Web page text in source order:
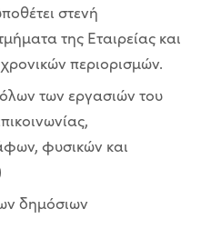
στενή
της Εταιρείας και
περιορισμών.
των εργασιών του
φυσικών και
δημόσιων